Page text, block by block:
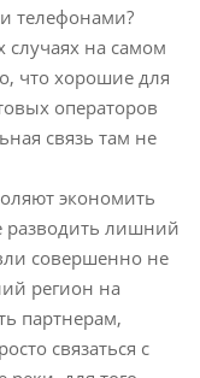
телефонами?
случаях на самом
что хорошие для
операторов
связь там не
экономить
разводить лишний
совершенно не
регион на
партнерам,
связаться с